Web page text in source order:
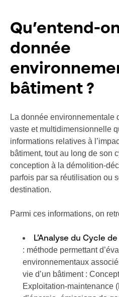
Qu’entend-
donnée
bâtiment ?
La donnée environnementale
vaste et multidimensionnelle
informations relatives à
bâtiment, tout au long de son
conception à la démolition-
parfois par sa réutilisation ou
destination.
Parmi ces informations, on
L’Analyse du Cycle
: méthode permettant
environnementaux
vie d’un bâtiment :
Exploitation-maintenance